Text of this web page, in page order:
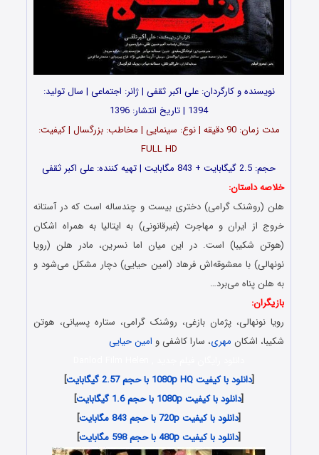
نویسنده و کارگردان: علی اکبر ثقفی | ژانر: اجتماعی | سال تولید:
1394 | تاریخ انتشار: 1396
مدت زمان: 90 دقیقه | نوع: سینمایی | مخاطب: بزرگسال | کیفیت:
FULL HD
حجم: 2.5 گیگابایت + 843 مگابایت | تهیه کننده: علی اکبر ثقفی
خلاصه داستان:
هلن (روشنک گرامی) دختری بیست و چندساله است که در آستانه
خروج از ایران و مهاجرت (غیرقانونی) به ایتالیا به همراه اشکان
(هوتن شکیبا) است. در این میان اما نسرین، مادر هلن (رویا
نونهالی) با معشوقه‌اش فرهاد (امین حیایی) دچار مشکل می‌شود و
به هلن پناه می‌برد…
بازیگران:
رویا نونهالی، پژمان بازغی، روشنک گرامی، ستاره پسیانی، هوتن
شکیبا، اشکان مهری، سارا کاشفی و امین حیایی
[دانلود با کیفیت 1080p HQ با حجم 2.57 گیگابایت
]
[دانلود با کیفیت 1080p با حجم 1.6 گیگابایت
]
[دانلود با کیفیت 720p با حجم 843 مگابایت
]
[دانلود با کیفیت 480p با حجم 598 مگابایت ]